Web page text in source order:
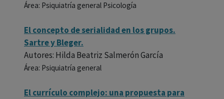
Área: Psiquiatría general Psicología
El concepto de serialidad en los grupos.
Sartre y Bleger.
Autores: Hilda Beatriz Salmerón García
Área: Psiquiatría general
El currículo complejo: una propuesta para